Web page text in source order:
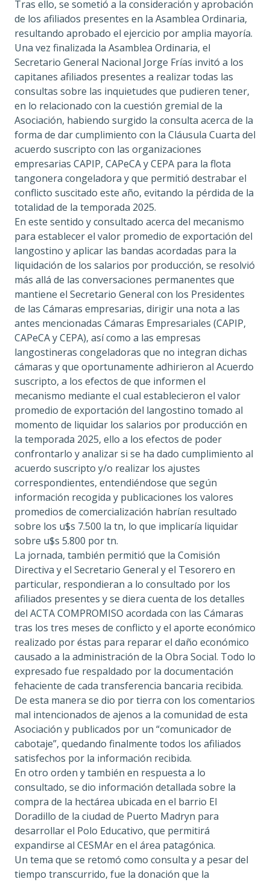
Tras ello, se sometió a la consideración y aprobación
de los afiliados presentes en la Asamblea Ordinaria,
resultando aprobado el ejercicio por amplia mayoría.
Una vez finalizada la Asamblea Ordinaria, el
Secretario General Nacional Jorge Frías invitó a los
capitanes afiliados presentes a realizar todas las
consultas sobre las inquietudes que pudieren tener,
en lo relacionado con la cuestión gremial de la
Asociación, habiendo surgido la consulta acerca de la
forma de dar cumplimiento con la Cláusula Cuarta del
acuerdo suscripto con las organizaciones
empresarias CAPIP, CAPeCA y CEPA para la flota
tangonera congeladora y que permitió destrabar el
conflicto suscitado este año, evitando la pérdida de la
totalidad de la temporada 2025.
En este sentido y consultado acerca del mecanismo
para establecer el valor promedio de exportación del
langostino y aplicar las bandas acordadas para la
liquidación de los salarios por producción, se resolvió
más allá de las conversaciones permanentes que
mantiene el Secretario General con los Presidentes
de las Cámaras empresarias, dirigir una nota a las
antes mencionadas Cámaras Empresariales (CAPIP,
CAPeCA y CEPA), así como a las empresas
langostineras congeladoras que no integran dichas
cámaras y que oportunamente adhirieron al Acuerdo
suscripto, a los efectos de que informen el
mecanismo mediante el cual establecieron el valor
promedio de exportación del langostino tomado al
momento de liquidar los salarios por producción en
la temporada 2025, ello a los efectos de poder
confrontarlo y analizar si se ha dado cumplimiento al
acuerdo suscripto y/o realizar los ajustes
correspondientes, entendiéndose que según
información recogida y publicaciones los valores
promedios de comercialización habrían resultado
sobre los u$s 7.500 la tn, lo que implicaría liquidar
sobre u$s 5.800 por tn.
La jornada, también permitió que la Comisión
Directiva y el Secretario General y el Tesorero en
particular, respondieran a lo consultado por los
afiliados presentes y se diera cuenta de los detalles
del ACTA COMPROMISO acordada con las Cámaras
tras los tres meses de conflicto y el aporte económico
realizado por éstas para reparar el daño económico
causado a la administración de la Obra Social. Todo lo
expresado fue respaldado por la documentación
fehaciente de cada transferencia bancaria recibida.
De esta manera se dio por tierra con los comentarios
mal intencionados de ajenos a la comunidad de esta
Asociación y publicados por un “comunicador de
cabotaje”, quedando finalmente todos los afiliados
satisfechos por la información recibida.
En otro orden y también en respuesta a lo
consultado, se dio información detallada sobre la
compra de la hectárea ubicada en el barrio El
Doradillo de la ciudad de Puerto Madryn para
desarrollar el Polo Educativo, que permitirá
expandirse al CESMAr en el área patagónica.
Un tema que se retomó como consulta y a pesar del
tiempo transcurrido, fue la donación que la